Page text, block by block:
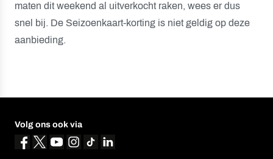
maten dit weekend al uitverkocht raken, wees er dus
snel bij. De Seizoenkaart-korting is niet geldig op deze
aanbieding.
Volg ons ook via